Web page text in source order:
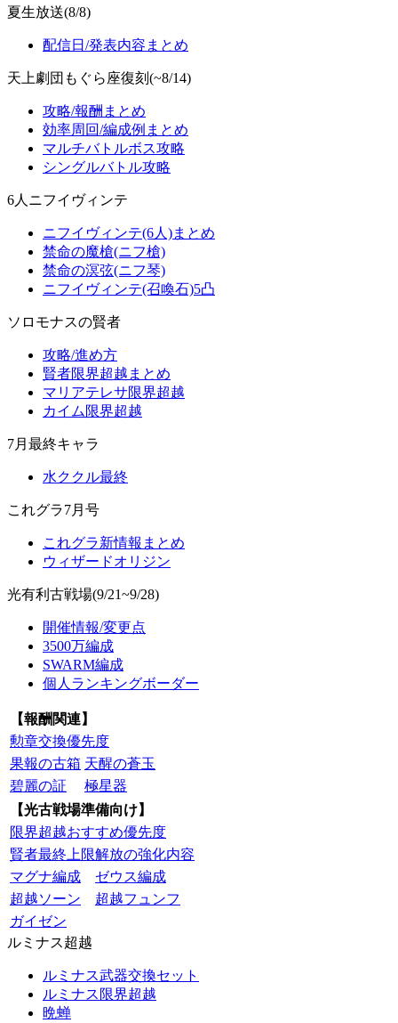
夏生放送(8/8)
配信日/発表内容まとめ
天上劇団もぐら座復刻(~8/14)
攻略/報酬まとめ
効率周回/編成例まとめ
マルチバトルボス攻略
シングルバトル攻略
6人ニフイヴィンテ
ニフイヴィンテ(6人)まとめ
禁命の魔槍(ニフ槍)
禁命の溟弦(ニフ琴)
ニフイヴィンテ(召喚石)5凸
ソロモナスの賢者
攻略/進め方
賢者限界超越まとめ
マリアテレサ限界超越
カイム限界超越
7月最終キャラ
水ククル最終
これグラ7月号
これグラ新情報まとめ
ウィザードオリジン
光有利古戦場(9/21~9/28)
開催情報/変更点
3500万編成
SWARM編成
個人ランキングボーダー
【報酬関連】
勲章交換優先度
果報の古箱 天醒の蒼玉
碧麗の証
極星器
【光古戦場準備向け】
限界超越おすすめ優先度
賢者最終上限解放の強化内容
マグナ編成
ゼウス編成
超越ソーン
超越フュンフ
ガイゼン
ルミナス超越
ルミナス武器交換セット
ルミナス限界超越
晩蝉